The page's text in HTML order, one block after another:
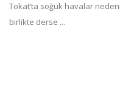
Tokat’ta soğuk havalar
birlikte derse ...